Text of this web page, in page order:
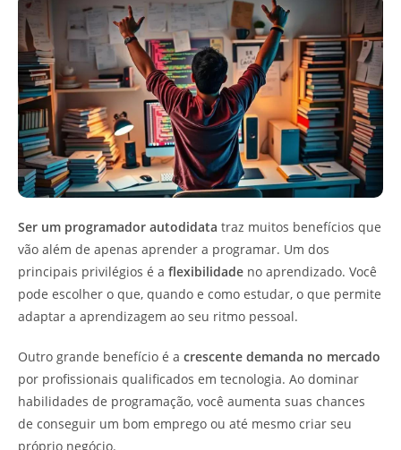
Ser um programador autodidata traz muitos benefícios que
vão além de apenas aprender a programar. Um dos
principais privilégios é a flexibilidade no aprendizado. Você
pode escolher o que, quando e como estudar, o que permite
adaptar a aprendizagem ao seu ritmo pessoal.
Outro grande benefício é a crescente demanda no mercado
por profissionais qualificados em tecnologia. Ao dominar
habilidades de programação, você aumenta suas chances
de conseguir um bom emprego ou até mesmo criar seu
próprio negócio.